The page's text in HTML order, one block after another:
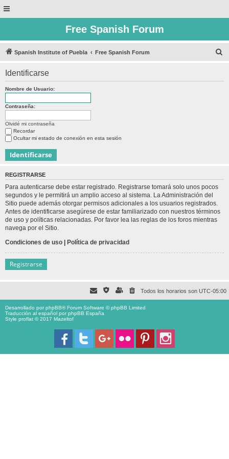
Free Spanish Forum
Spanish Institute of Puebla Free Spanish Forum
Identificarse
Nombre de Usuario:
Contraseña:
Olvidé mi contraseña
Recordar
Ocultar mi estado de conexión en esta sesión
REGISTRARSE
Para autenticarse debe estar registrado. Registrarse tomará solo unos pocos
segundos y le permitirá un amplio acceso al sistema. La Administración del
Sitio puede además otorgar permisos adicionales a los usuarios registrados.
Antes de identificarse asegúrese de estar familiarizado con nuestros términos
de uso y políticas relacionadas. Por favor lea las reglas de los foros mientras
navega por el Sitio.
Condiciones de uso | Política de privacidad
Registrarse
Todos los horarios son UTC-05:00
Desarrollado porphpBB® Forum Software © phpBB Limited
Traducción al español porphpBB España
Style proflat © 2017 Mazeltof